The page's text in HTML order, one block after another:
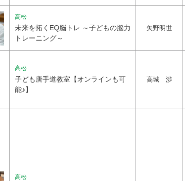
高松
未来を拓くEQ脳トレ ～子どもの脳力
トレーニング～
矢野明世
高松
子ども唐手道教室【オンラインも可
能♪】
高城 渉
高松